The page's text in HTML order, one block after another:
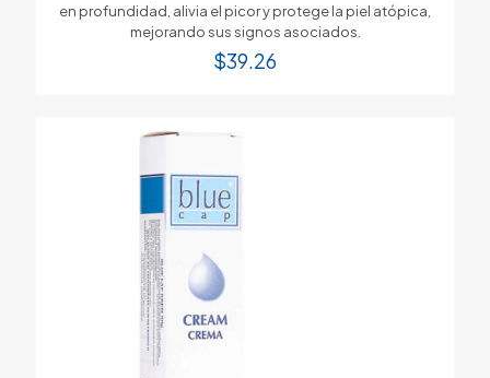
en profundidad, alivia el picor y protege la piel atópica,
mejorando sus signos asociados.
$39.26